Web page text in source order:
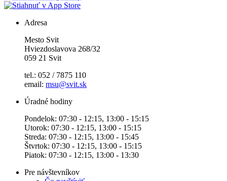
Adresa
Mesto Svit
Hviezdoslavova 268/32
059 21 Svit
tel.: 052 / 7875 110
email: msu@svit.sk
Úradné hodiny
Pondelok: 07:30 - 12:15, 13:00 - 15:15
Utorok: 07:30 - 12:15, 13:00 - 15:15
Streda: 07:30 - 12:15, 13:00 - 15:45
Štvrtok: 07:30 - 12:15, 13:00 - 15:15
Piatok: 07:30 - 12:15, 13:00 - 13:30
Pre návštevníkov